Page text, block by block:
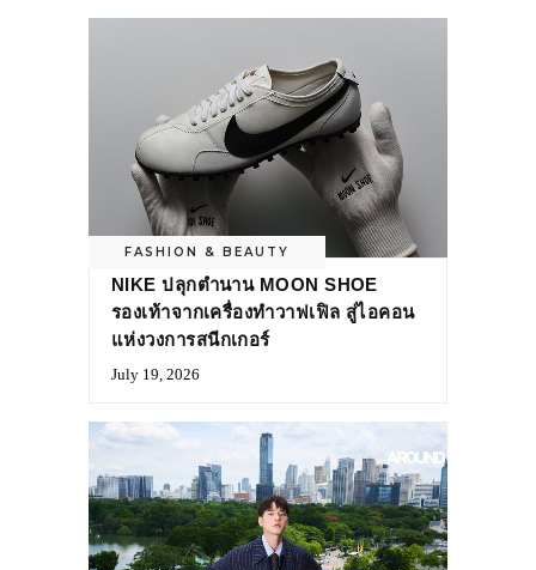
FASHION & BEAUTY
NIKE ปลุกตำนาน MOON SHOE
รองเท้าจากเครื่องทำวาฟเฟิล สู่ไอคอน
แห่งวงการสนีกเกอร์
July 19, 2026